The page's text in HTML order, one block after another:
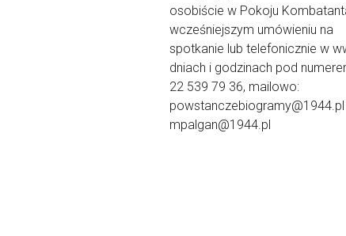
osobiście w Pokoju
wcześniejszym umówieniu na
spotkanie lub telefonicznie w
dniach i godzinach pod
22 539 79 36, mailowo:
powstanczebiogramy@1944.pl
mpalgan@1944.pl